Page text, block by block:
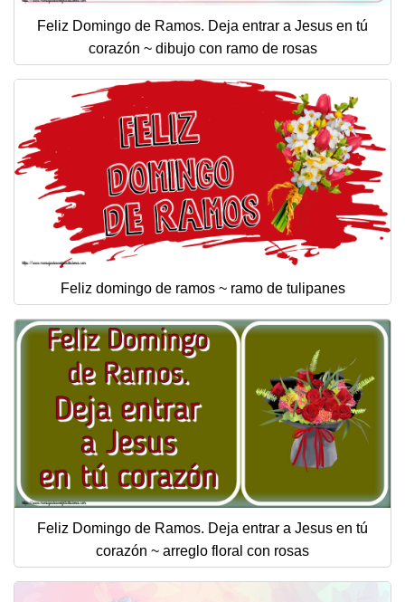
Feliz Domingo de Ramos. Deja entrar a Jesus en tú
corazón ~ dibujo con ramo de rosas
Feliz domingo de ramos ~ ramo de tulipanes
Feliz Domingo de Ramos. Deja entrar a Jesus en tú
corazón ~ arreglo floral con rosas